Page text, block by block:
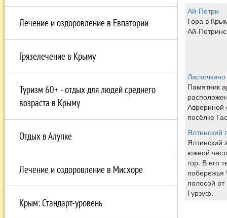
Лечение и оздоровление в Евпатории
Грязелечение в Крыму
Туризм 60+ - отдых для людей среднего
возраста в Крыму
Отдых в Алупке
Лечение и оздоровление в Мисхоре
Крым: Стандарт-уровень
Ай-Петри
Гора в
Ай-
Ласточкино
Памятник
Аврориной
посёлке
Ялтинский
Ялтинский
южной
гор. В его
побережья
полосой
Гурзуф.